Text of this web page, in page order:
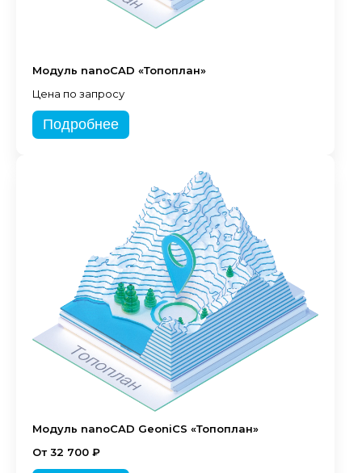
Модуль nanoCAD «Топоплан»
Цена по запросу
Подробнее
Модуль nanoCAD GeoniCS «Топоплан»
От 32 700 ₽